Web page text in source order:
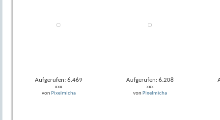
Aufgerufen: 6.469
xxx
von Pixelmicha
Aufgerufen: 6.208
xxx
von Pixelmicha